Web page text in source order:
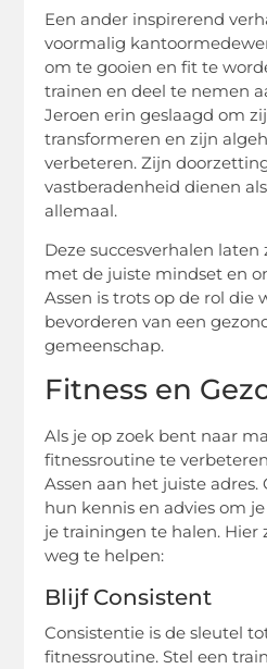
Een ander inspirerend
voormalig
om te gooien en fit te
trainen en deel te nemen
Jeroen erin geslaagd om
transformeren en zijn
verbeteren. Zijn
vastberadenheid dienen
allemaal.
Deze succesverhalen
met de juiste mindset en
Assen is trots op de rol die
bevorderen van een
gemeenschap.
Fitness en
Als je op zoek bent naar
fitnessroutine te
Assen aan het juiste
hun kennis en advies om
je trainingen te halen. Hier
weg te helpen:
Blijf Consistent
Consistentie is de sleutel
fitnessroutine. Stel een